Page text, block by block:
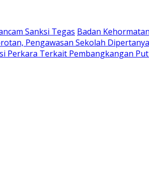
Sanksi Tegas Badan
Pengawasan Sekolah
Perkara Terkait Pembangkangan